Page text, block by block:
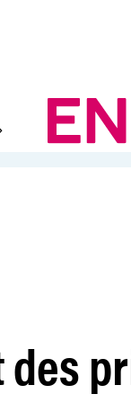
Droit du travail
efficace